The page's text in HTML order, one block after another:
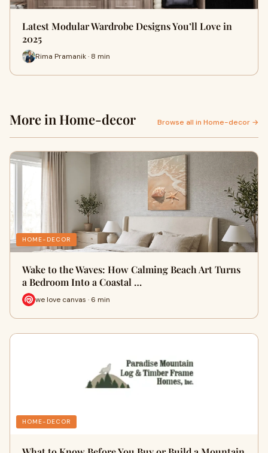
Latest Modular Wardrobe Designs You’ll Love in
2025
Rima Pramanik · 8 min
More in Home-decor Browse all in Home-decor →
HOME-DECOR
Wake to the Waves: How Calming Beach Art Turns
a Bedroom Into a Coastal …
we love canvas · 6 min
HOME-DECOR